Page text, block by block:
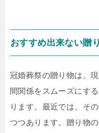
おすすめ出来ない贈
冠婚葬祭の贈り物は、
間関係をスムーズにす
ります。最近では、そ
つつあります。贈り物